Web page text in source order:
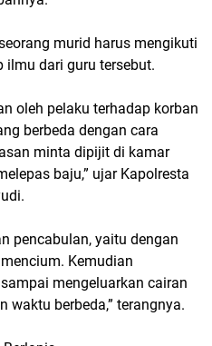
murid harus mengikuti
ilmu dari guru tersebut.
oleh pelaku terhadap korban
berbeda dengan cara
minta dipijit di kamar
baju,” ujar Kapolresta
pencabulan, yaitu dengan
Kemudian
mengeluarkan cairan
waktu berbeda,” terangnya.